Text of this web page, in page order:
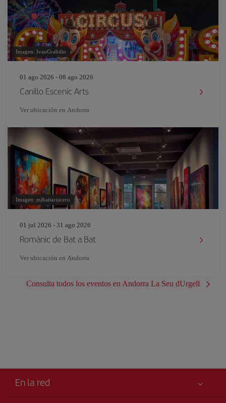
Imagen: IvanGrabilin
01 ago 2026 - 08 ago 2026
Canillo Escenic Arts
Ver ubicación en Andorra
Imagen: mihaitarniceru
01 jul 2026 - 31 ago 2026
Romànic de Bat a Bat
Ver ubicación en Andorra
Consulta todos los eventos en Andorra La Seu dUrgell
En la red